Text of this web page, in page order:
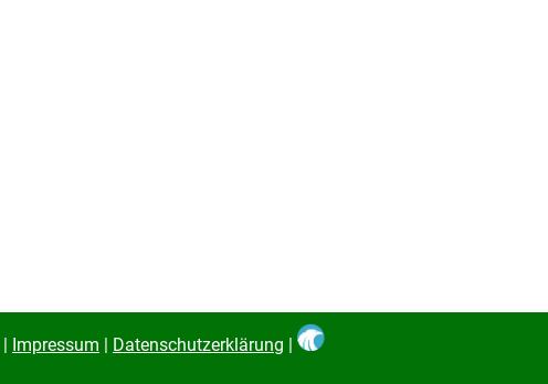
| Impressum | Datenschutzerklärung |